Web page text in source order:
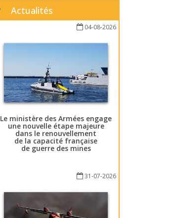
Actualités
04-08-2026
Le ministère des Armées engage
une nouvelle étape majeure
dans le renouvellement
de la capacité française
de guerre des mines
31-07-2026